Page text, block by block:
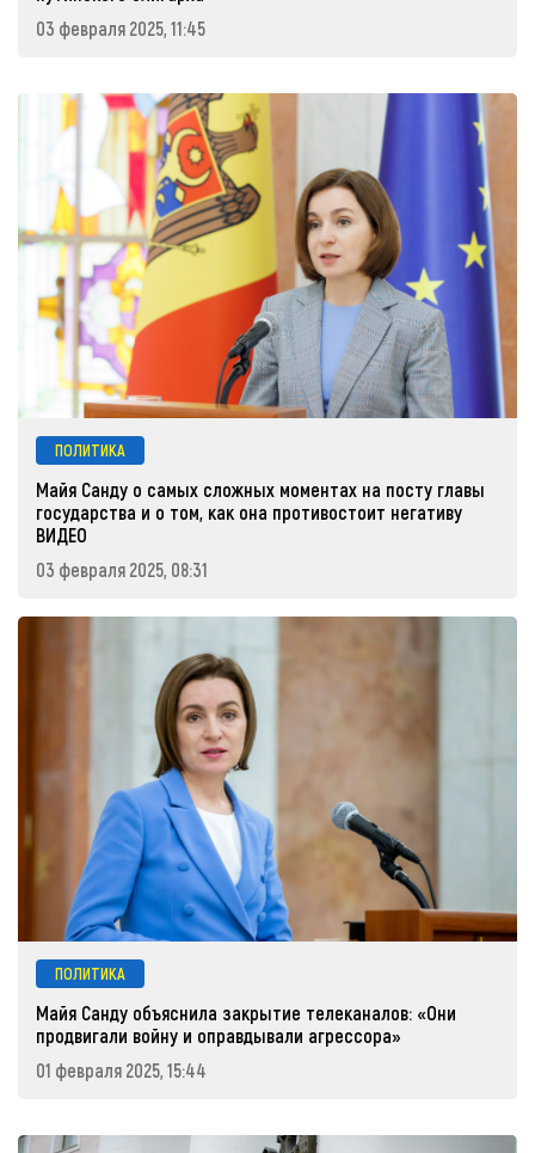
03 февраля 2025, 11:45
ПОЛИТИКА
Майя Санду о самых сложных моментах на посту главы
государства и о том, как она противостоит негативу
ВИДЕО
03 февраля 2025, 08:31
ПОЛИТИКА
Майя Санду объяснила закрытие телеканалов: «Они
продвигали войну и оправдывали агрессора»
01 февраля 2025, 15:44